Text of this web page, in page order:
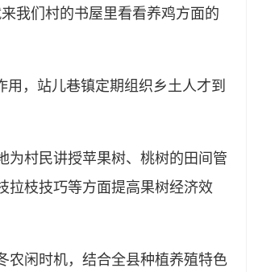
我们村的书屋里看看养鸡方面的
，站儿巷镇定期组织乡土人才到
村民讲授苹果树、桃树的田间管
拉枝技巧等方面提高果树经济效
闲时机，结合全县种植养殖特色